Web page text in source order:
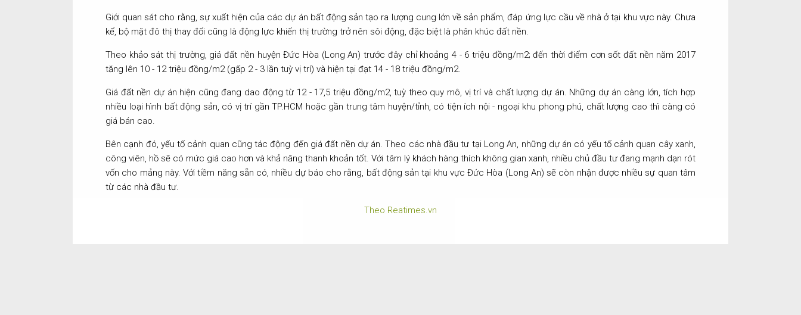
Giới quan sát cho rằng, sự xuất hiện của các dự án bất động sản tạo ra lượng cung lớn về sản phẩm, đáp ứng lực cầu về nhà ở tại khu vực này. Chưa
kể, bộ mặt đô thị thay đổi cũng là động lực khiến thị trường trở nên sôi động, đặc biệt là phân khúc đất nền.
Theo khảo sát thị trường, giá đất nền huyện Đức Hòa (Long An) trước đây chỉ khoảng 4 - 6 triệu đồng/m2; đến thời điểm cơn sốt đất nền năm 2017
tăng lên 10 - 12 triệu đồng/m2 (gấp 2 - 3 lần tuỳ vị trí) và hiện tại đạt 14 - 18 triệu đồng/m2.
Giá đất nền dự án hiện cũng đang dao động từ 12 - 17,5 triệu đồng/m2, tuỳ theo quy mô, vị trí và chất lượng dự án. Những dự án càng lớn, tích hợp
nhiều loại hình bất động sản, có vị trí gần TP.HCM hoặc gần trung tâm huyện/tỉnh, có tiện ích nội - ngoại khu phong phú, chất lượng cao thì càng có
giá bán cao.
Bên cạnh đó, yếu tố cảnh quan cũng tác động đến giá đất nền dự án. Theo các nhà đầu tư tại Long An, những dự án có yếu tố cảnh quan cây xanh,
công viên, hồ sẽ có mức giá cao hơn và khả năng thanh khoản tốt. Với tâm lý khách hàng thích không gian xanh, nhiều chủ đầu tư đang mạnh dạn rót
vốn cho mảng này. Với tiềm năng sẵn có, nhiều dự báo cho rằng, bất động sản tại khu vực Đức Hòa (Long An) sẽ còn nhận được nhiều sự quan tâm
từ các nhà đầu tư.
Theo Reatimes.vn